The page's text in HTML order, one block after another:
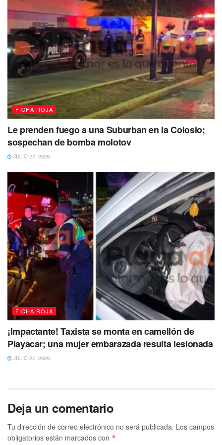
FICHA ROJA
Le prenden fuego a una Suburban en la Colosio;
sospechan de bomba molotov
JULIO 27, 2026
FICHA ROJA
¡Impactante! Taxista se monta en camellón de
Playacar; una mujer embarazada resulta lesionada
JULIO 27, 2026
Deja un comentario
Tu dirección de correo electrónico no será publicada. Los campos
obligatorios están marcados con *